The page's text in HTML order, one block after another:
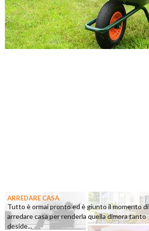
ARREDARE CASA
Tutto è ormai pronto ed è giunto il momento di
arredare casa per renderla quella dimora tanto
deside...